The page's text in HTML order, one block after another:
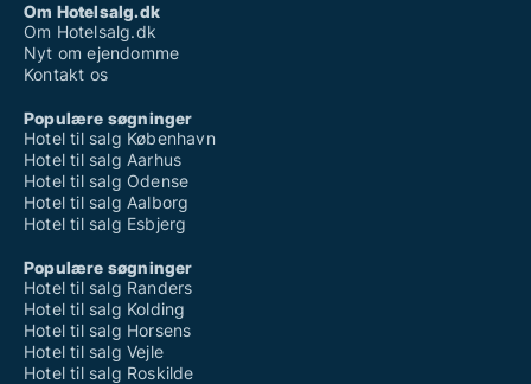
Om Hotelsalg.dk
Om Hotelsalg.dk
Nyt om ejendomme
Kontakt os
Populære søgninger
Hotel til salg København
Hotel til salg Aarhus
Hotel til salg Odense
Hotel til salg Aalborg
Hotel til salg Esbjerg
Populære søgninger
Hotel til salg Randers
Hotel til salg Kolding
Hotel til salg Horsens
Hotel til salg Vejle
Hotel til salg Roskilde